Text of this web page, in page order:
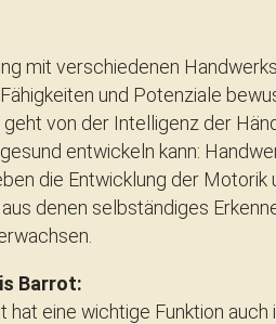
mit verschiedenen
und Potenziale
von der Intelligenz der
entwickeln kann:
die Entwicklung der Motorik
denen selbständiges
Barrot:
hat eine wichtige Funktion auch